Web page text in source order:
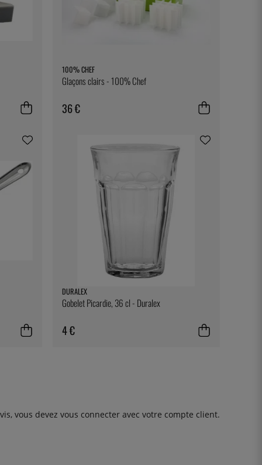
100% CHEF
Glaçons clairs - 100% Chef
36 €
DURALEX
Gobelet Picardie, 36 cl - Duralex
4 €
vous devez vous connecter avec votre compte client.